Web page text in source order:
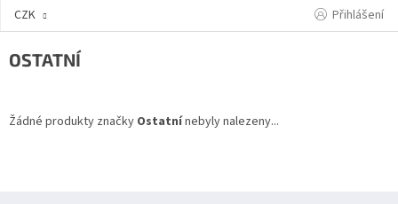
Přejít
CZK Přihlášení
OSTATNÍ
Žádné produkty značky Ostatnínebyly nalezeny...